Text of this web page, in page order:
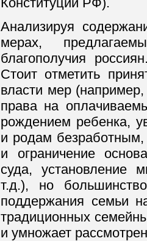
Анализируя
мерах,
благополучия
Стоит отметить
власти мер
права на
рождением ребенка,
и родам
и ограничение
суда, установление
т.д.), но
поддержания семьи
традиционных
и умножает